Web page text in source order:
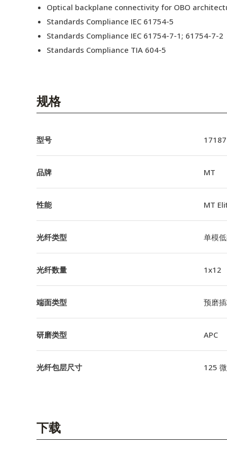
Optical backplane connectivity for OBO
Standards Compliance IEC 61754-5
Standards Compliance IEC 61754-7-1; 61754-7-2
Standards Compliance TIA 604-5
规格
型号 17187
品牌 MT
性能 MT
光纤类型 单模
光纤数量 1x12
端面类型 预磨
研磨类型 APC
光纤包层尺寸 125
下载